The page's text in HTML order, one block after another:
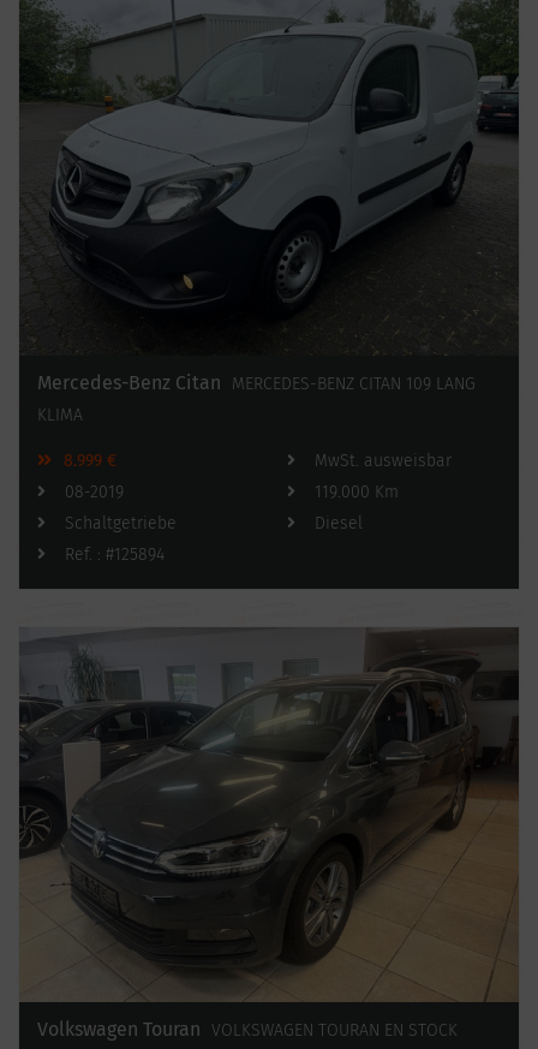
Mercedes-Benz Citan
MERCEDES-BENZ CITAN 109 LANG
KLIMA
8.999 €
MwSt. ausweisbar
08-2019
119.000 Km
Schaltgetriebe
Diesel
Ref. : #125894
Volkswagen Touran VOLKSWAGEN TOURAN EN STOCK